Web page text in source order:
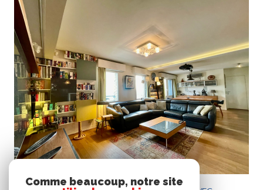
Voir le bien
Drancy (93700)
Comme beaucoup, notre site